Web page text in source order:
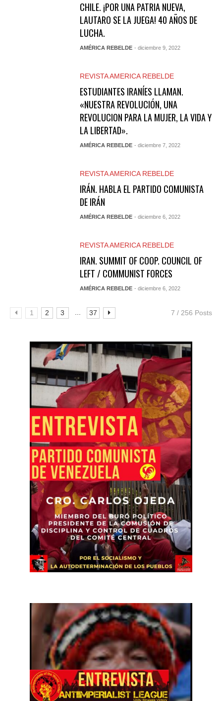
CHILE. ¡POR UNA PATRIA NUEVA,
LAUTARO SE LA JUEGA! 40 AÑOS DE
LUCHA.
AMÉRICA REBELDE - diciembre 9, 2022
REVISTA AMERICA REBELDE
ESTUDIANTES IRANÍES LLAMAN.
«NUESTRA REVOLUCIÓN, UNA
REVOLUCION PARA LA MUJER, LA VIDA Y
LA LIBERTAD».
AMÉRICA REBELDE - diciembre 7, 2022
REVISTA AMERICA REBELDE
IRÁN. HABLA EL PARTIDO COMUNISTA
DE IRÁN
AMÉRICA REBELDE - diciembre 6, 2022
REVISTA AMERICA REBELDE
IRAN. SUMMIT OF COOP. COUNCIL OF
LEFT / COMMUNIST FORCES
AMÉRICA REBELDE - diciembre 6, 2022
1 2 3 37 7 / 256 Posts